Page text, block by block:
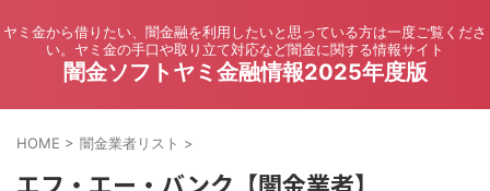
ヤミ金から借りたい、闇金融を利用したいと思っている方は一度ご覧くださ
い。ヤミ金の手口や取り立て対応など闇金に関する情報サイト
闇金ソフトヤミ金融情報2025年度版
HOME > 闇金業者リスト >
エフ・エー・バンク【闇金業者】